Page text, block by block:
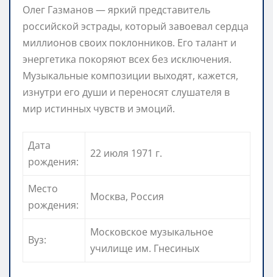
Олег Газманов — яркий представитель
российской эстрады, который завоевал сердца
миллионов своих поклонников. Его талант и
энергетика покоряют всех без исключения.
Музыкальные композиции выходят, кажется,
изнутри его души и переносят слушателя в
мир истинных чувств и эмоций.
Дата
рождения:
22 июля 1971 г.
Место
рождения:
Москва, Россия
Вуз:
Московское музыкальное
училище им. Гнесиных